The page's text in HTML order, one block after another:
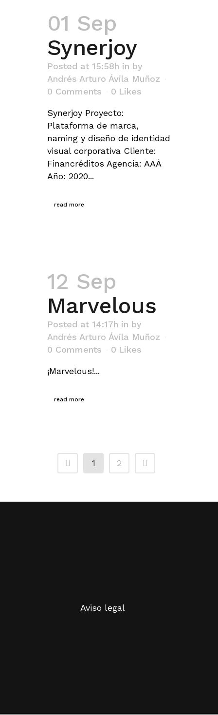
01 Sep
Synerjoy
Posted at 15:58h in by
Andrés Arturo Ávila Muñoz
0 Comments
0 Likes
Synerjoy Proyecto:
Plataforma de marca,
naming y diseño de identidad
visual corporativa Cliente:
Financréditos Agencia: AAÁ
Año: 2020...
read more
12 Sep
Marvelous
Posted at 14:17h in by
Andrés Arturo Ávila Muñoz
0 Comments
0 Likes
¡Marvelous!...
read more
1 2
Aviso legal